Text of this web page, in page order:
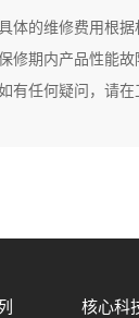
体的维修费用根据
修期内产品性能
有任何疑问，请在
核心科